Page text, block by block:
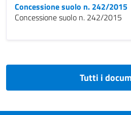
Concessione suolo n. 242/2015
Concessione suolo n. 242/2015
Tutti i